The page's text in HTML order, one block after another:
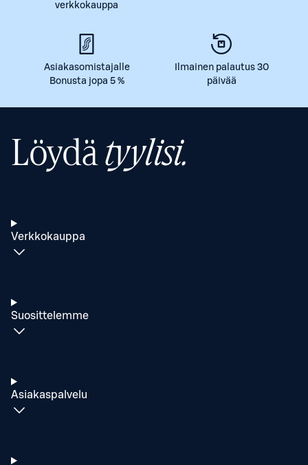
verkkokauppa
Asiakasomistajalle
Bonusta jopa 5 %
Ilmainen palautus 30
päivää
Löydätyylisi.
Verkkokauppa
Suosittelemme
Asiakaspalvelu